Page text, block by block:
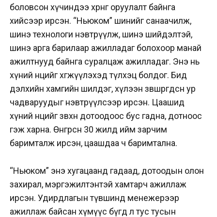
боловсон хүчиндээ хөрөнгө оруулалт байнга
хийсээр ирсэн. “Ньюком” шинийг санаачилж,
шинэ технологи нэвтрүүлж, шинэ шийдэлтэй,
шинэ арга барилаар ажилладаг болохоор манай
ажилтнууд байнга суралцаж ажилладаг. Энэ нь
хүний нөөцийг хөгжүүлэхэд түлхэц болдог. Бид
дэлхийн хамгийн шилдэг, хүлээн зөвшөөрөгдсөн ур
чадваруудыг нэвтрүүлсээр ирсэн. Цаашид
хүний нөөцийг зөвхөн дотоодоос бус гадна, дотноос
гэж харна. Өнгөрсөн 30 жилд ийм зарчим
баримталж ирсэн, цаашдаа ч баримтална.
“Ньюком” энэ хугацаанд гадаад, дотоодын олон
захирал, мэргэжилтэнтэй хамтарч ажиллаж
ирсэн. Удирдлагын түвшинд менежерээр
ажиллаж байсан хүмүүс бүгд л тус тусын